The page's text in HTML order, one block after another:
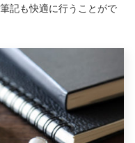
記も快適に行うことがで